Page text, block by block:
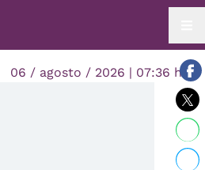
06 / agosto / 2026 | 07:36 hrs.